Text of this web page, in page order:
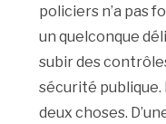
policiers n’a pas
un quelconque
subir des
sécurité
deux choses.